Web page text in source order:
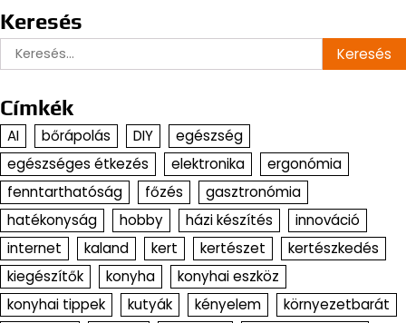
Keresés
Keresés:
Címkék
AI bőrápolás DIY
egészség
egészséges étkezés
elektronika
ergonómia
fenntarthatóság
főzés
gasztronómia
hatékonyság
hobby házi készítés
innováció
internet
kaland kert kertészet
kertészkedés
kiegészítők
konyha
konyhai eszköz
konyhai tippek
kutyák kényelem
környezetbarát